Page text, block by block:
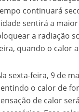
continuará
sentirá a
a radiação
quando o calor
sexta-feira, 9 de
o calor de
de calor